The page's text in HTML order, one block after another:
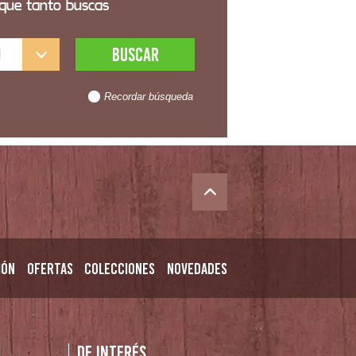
Recordar búsqueda
Ofertas Colecciones Novedades